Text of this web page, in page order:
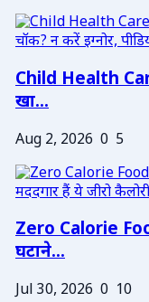
Child Health
खा...
Aug 2, 2026 0 5
Zero Calorie
घटाने...
Jul 30, 2026 0 10